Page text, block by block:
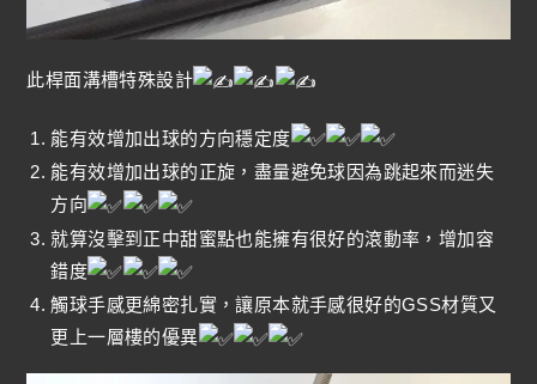
此桿面溝槽特殊設計
能有效增加出球的方向穩定度
能有效增加出球的正旋，盡量避免球因為跳起來而迷失
方向
就算沒擊到正中甜蜜點也能擁有很好的滾動率，增加容
錯度
觸球手感更綿密扎實，讓原本就手感很好的GSS材質又
更上一層樓的優異